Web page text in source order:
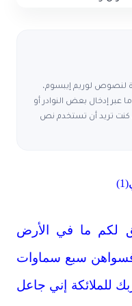
لنصوص لوريم إيبسوم،
عبر إدخال بعض النوادر أو
كنت تريد أن تستخدم نص
(1)
لكم ما في الأرض
سبع سماوات
للملائكة إني جاعل